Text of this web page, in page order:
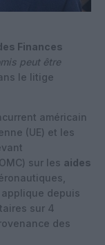
Finances
peut être
le litige
américain
(UE) et les
sur les aides
applique depuis
sur 4
des